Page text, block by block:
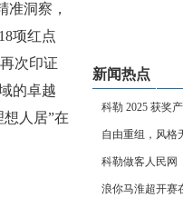
准洞察，
项红点
次印证
的卓越
人居”在
新闻热点
科勒 2025 获奖
自由重组，风格
科勒做客人民网
浪你马淮超开赛